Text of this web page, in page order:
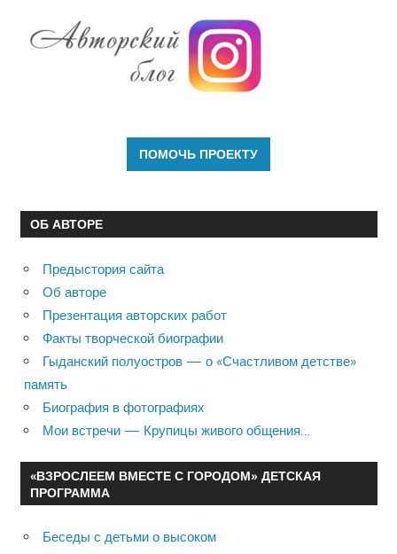
ОБ АВТОРЕ
Предыстория сайта
Об авторе
Презентация авторских работ
Факты творческой биографии
Гыданский полуостров — о «Счастливом детстве»
память
Биография в фотографиях
Мои встречи — Крупицы живого общения…
«ВЗРОСЛЕЕМ ВМЕСТЕ С ГОРОДОМ» ДЕТСКАЯ
ПРОГРАММА
Беседы с детьми о высоком